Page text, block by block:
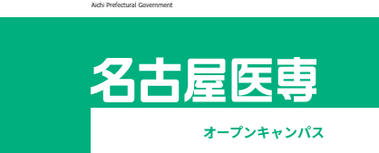
オープンキャンパス